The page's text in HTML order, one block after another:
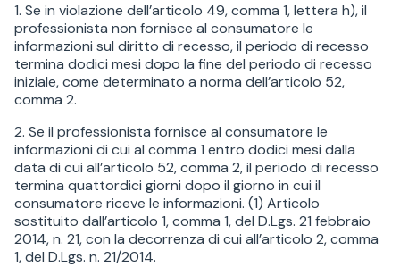
1. Se in violazione dell’articolo 49, comma 1, lettera h), il
professionista non fornisce al consumatore le
informazioni sul diritto di recesso, il periodo di recesso
termina dodici mesi dopo la fine del periodo di recesso
iniziale, come determinato a norma dell’articolo 52,
comma 2.
2. Se il professionista fornisce al consumatore le
informazioni di cui al comma 1 entro dodici mesi dalla
data di cui all’articolo 52, comma 2, il periodo di recesso
termina quattordici giorni dopo il giorno in cui il
consumatore riceve le informazioni. (1) Articolo
sostituito dall’articolo 1, comma 1, del D.Lgs. 21 febbraio
2014, n. 21, con la decorrenza di cui all’articolo 2, comma
1, del D.Lgs. n. 21/2014.